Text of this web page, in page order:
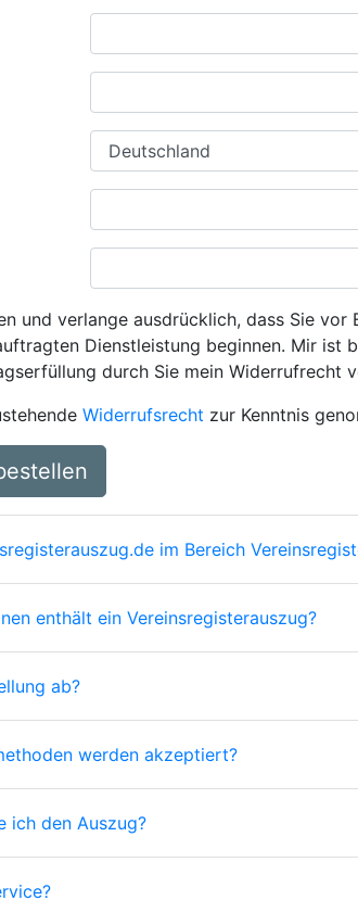
und verlange ausdrücklich, dass Sie
Dienstleistung beginnen. Mir ist
durch Sie mein Widerrufrecht
Widerrufsrecht zur Kenntnis
im Bereich
enthält ein Vereinsregisterauszug?
ab?
werden akzeptiert?
ich den Auszug?